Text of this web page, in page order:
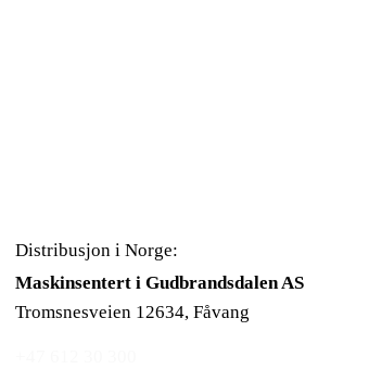
Distribusjon i Norge:
Maskinsentert i Gudbrandsdalen AS
Tromsnesveien 12634, Fåvang